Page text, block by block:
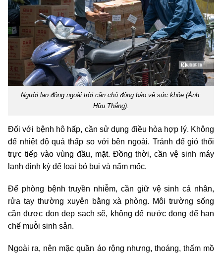
Người lao động ngoài trời cần chủ động bảo vệ sức khỏe (Ảnh:
Hữu Thắng).
Đối với bệnh hô hấp, cần sử dụng điều hòa hợp lý. Không
để nhiệt độ quá thấp so với bên ngoài. Tránh để gió thổi
trực tiếp vào vùng đầu, mặt. Đồng thời, cần vệ sinh máy
lạnh định kỳ để loại bỏ bụi và nấm mốc.
Để phòng bệnh truyền nhiễm, cần giữ vệ sinh cá nhân,
rửa tay thường xuyên bằng xà phòng. Môi trường sống
cần được dọn dẹp sạch sẽ, không để nước đọng để hạn
chế muỗi sinh sản.
Ngoài ra, nên mặc quần áo rộng nhưng, thoáng, thấm mồ